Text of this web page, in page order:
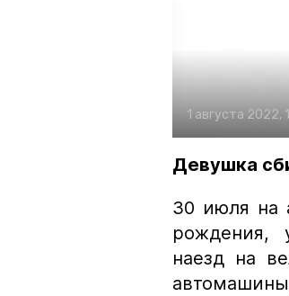
1 августа 2022,
Девушка
30 июля на
рождения,
наезд на